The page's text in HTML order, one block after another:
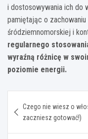
i dostosowywania ich do
pamiętając o
śródziemnomorskiej i
regularnego
wyraźną różnicę w
poziomie energii.
wpisu
Czego nie wiesz o
zaczniesz gotować!)